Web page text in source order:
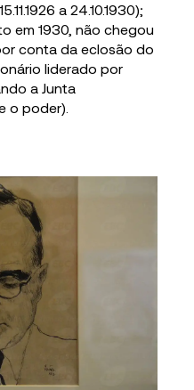
a 24.10.1930);
em 1930, não chegou
conta da eclosão do
liderado por
a Junta
o poder).